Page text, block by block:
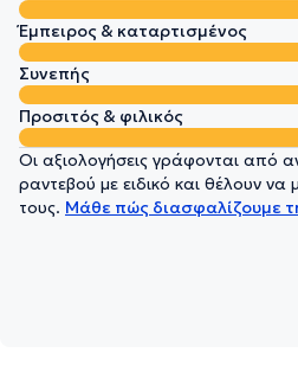
Έμπειρος & καταρτισμένος
Συνεπής
Προσιτός & φιλικός
Οι αξιολογήσεις γράφονται από
ραντεβού με ειδικό και θέλουν να
τους. Μάθε πώς διασφαλίζουμε